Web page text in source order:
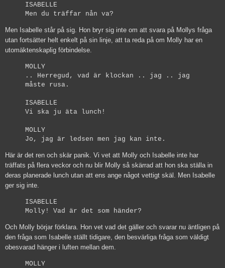
ISABELLE
Men du träffar nån va?
Men Isabelle står på sig. Hon bryr sig inte om att svara på Mollys fråga
utan fortsätter helt enkelt på sin linje, att ta reda på om Molly har en
utomäktenskaplig förbindelse.
MOLLY
.. Herregud, vad är klockan .. jag .. jag
måste rusa.
ISABELLE
Vi ska ju äta lunch!
MOLLY
Jo, jag är ledsen men jag kan inte.
Här är det ren och skär panik. Vi vet att Molly och Isabelle inte har
träffats på flera veckor och nu blir Molly så skärrad att hon ska ställa in
deras planerade lunch utan att ens ange något vettigt skäl. Men Isabelle
ger sig inte.
ISABELLE
Molly! Vad är det som händer?
Och Molly börjar förklara. Hon vet vad det gäller och svarar nu äntligen på
den fråga som Isabelle ställt tidigare, den besvärliga fråga som väldigt
obesvarad hänger i luften mellan dem.
MOLLY